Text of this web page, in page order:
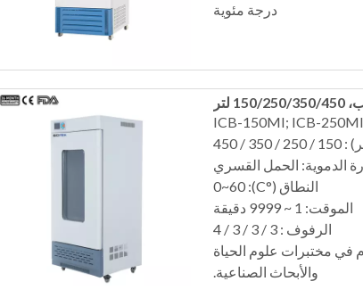
درجة مئوية
لتر
/ 450
الدموية: الحمل القسري
النطاق (°C): 0~60
الموقت: 1 ~ 9999 دقيقة
الرفوف : 3 / 3 / 3 / 4
في مختبرات علوم الحياة
والأبحاث الصناعية.